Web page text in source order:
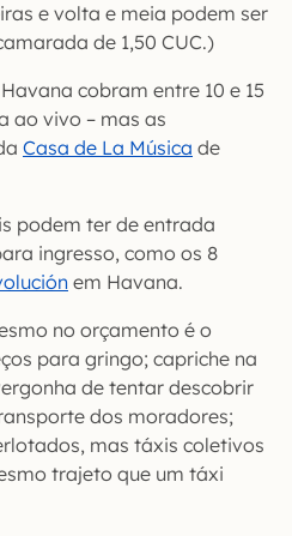
e volta e meia podem ser
de 1,50 CUC.)
cobram entre 10 e 15
ao vivo – mas as
Casa de La Música de
podem ter de entrada
ingresso, como os 8
em Havana.
no orçamento é o
para gringo; capriche na
de tentar descobrir
dos moradores;
mas táxis coletivos
trajeto que um táxi